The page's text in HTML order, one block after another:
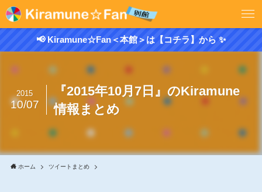
📢 Kiramune☆Fan＜本館＞は【コチラ】から ✨
『2015年10月7日』のKiramune
情報まとめ
2015
10/07
ホーム ツイートまとめ